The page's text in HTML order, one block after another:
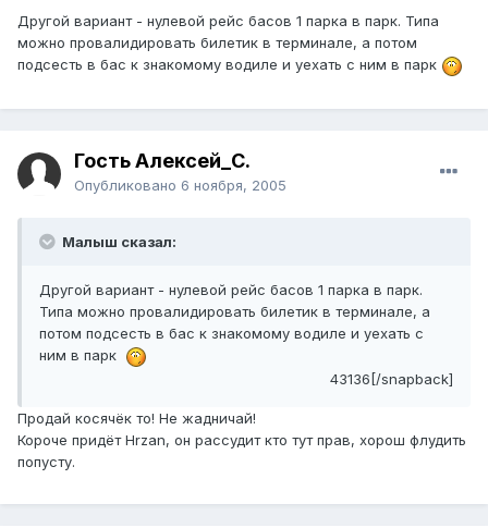
Другой вариант - нулевой рейс басов 1 парка в парк. Типа
можно провалидировать билетик в терминале, а потом
подсесть в бас к знакомому водиле и уехать с ним в парк
Гость Алексей_С.
Опубликовано 6 ноября, 2005
Малыш сказал:
Другой вариант - нулевой рейс басов 1 парка в парк.
Типа можно провалидировать билетик в терминале, а
потом подсесть в бас к знакомому водиле и уехать с
ним в парк
43136[/snapback]
Продай косячёк то! Не жадничай!
Короче придёт Hrzan, он рассудит кто тут прав, хорош флудить
попусту.